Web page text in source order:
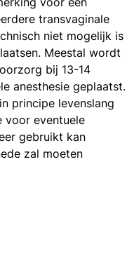
transvaginale
niet mogelijk is
Meestal wordt
bij 13-14
anesthesie geplaatst.
principe levenslang
voor eventuele
gebruikt kan
zal moeten